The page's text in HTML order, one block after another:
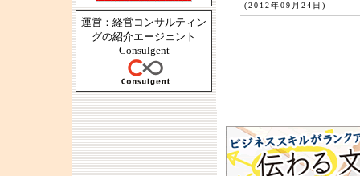
運営：経営コンサルティン
グの紹介エージェント
Consulgent
(2012年09月24日)